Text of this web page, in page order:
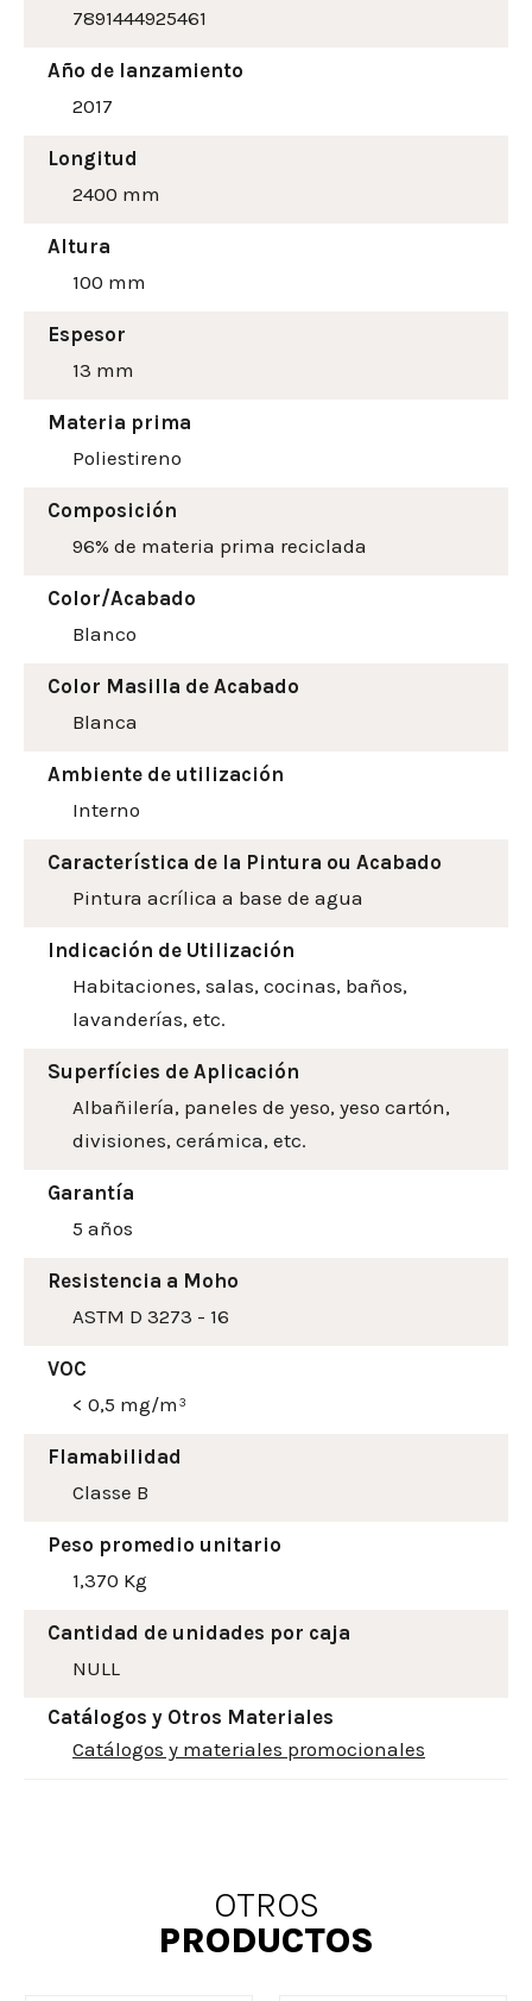
7891444925461
Año de lanzamiento
2017
Longitud
2400 mm
Altura
100 mm
Espesor
13 mm
Materia prima
Poliestireno
Composición
96% de materia prima reciclada
Color/Acabado
Blanco
Color Masilla de Acabado
Blanca
Ambiente de utilización
Interno
Característica de la Pintura ou Acabado
Pintura acrílica a base de agua
Indicación de Utilización
Habitaciones, salas, cocinas, baños,
lavanderías, etc.
Superfícies de Aplicación
Albañilería, paneles de yeso, yeso cartón,
divisiones, cerámica, etc.
Garantía
5 años
Resistencia a Moho
ASTM D 3273 - 16
VOC
< 0,5 mg/m³
Flamabilidad
Classe B
Peso promedio unitario
1,370 Kg
Cantidad de unidades por caja
NULL
Catálogos y Otros Materiales
Catálogos y materiales promocionales
OTROS
PRODUCTOS